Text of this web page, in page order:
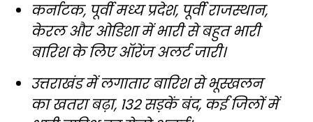
कर्नाटक, पूर्वी मध्य प्रदेश, पूर्वी राजस्थान,
केरल और ओडिशा में भारी से बहुत भारी
बारिश के लिए ऑरेंज अलर्ट जारी।
उत्तराखंड में लगातार बारिश से भूस्खलन
का खतरा बढ़ा, 132 सड़कें बंद, कई जिलों में